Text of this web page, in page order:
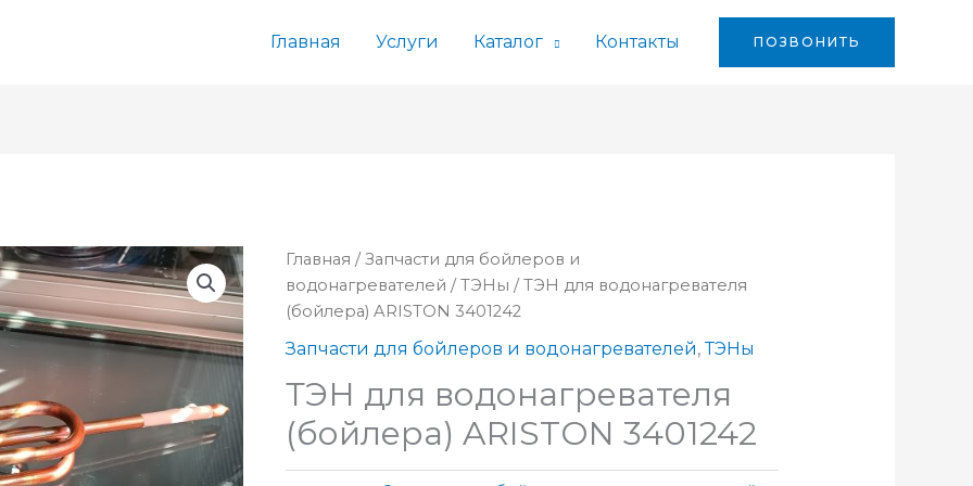
Главная Услуги Каталог Контакты ПОЗВОНИТЬ
Главная /Запчасти для бойлеров и
водонагревателей /ТЭНы / ТЭН для водонагревателя
(бойлера) ARISTON 3401242
Запчасти для бойлеров и водонагревателей,ТЭНы
ТЭН для водонагревателя
(бойлера) ARISTON 3401242